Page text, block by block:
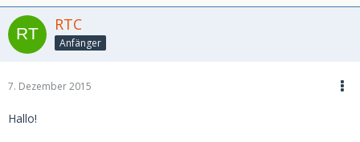
RTC
Anfänger
7. Dezember 2015
Hallo!